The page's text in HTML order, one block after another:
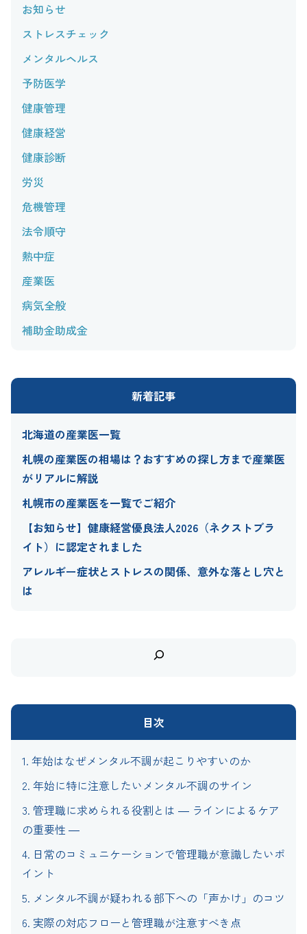
お知らせ
ストレスチェック
メンタルヘルス
予防医学
健康管理
健康経営
健康診断
労災
危機管理
法令順守
熱中症
産業医
病気全般
補助金助成金
新着記事
北海道の産業医一覧
札幌の産業医の相場は？おすすめの探し方まで産業医
がリアルに解説
札幌市の産業医を一覧でご紹介
【お知らせ】健康経営優良法人2026（ネクストブラ
イト）に認定されました
アレルギー症状とストレスの関係、意外な落とし穴と
は
目次
1. 年始はなぜメンタル不調が起こりやすいのか
2. 年始に特に注意したいメンタル不調のサイン
3. 管理職に求められる役割とは ― ラインによるケア
の重要性 ―
4. 日常のコミュニケーションで管理職が意識したいポ
イント
5. メンタル不調が疑われる部下への「声かけ」のコツ
6. 実際の対応フローと管理職が注意すべき点